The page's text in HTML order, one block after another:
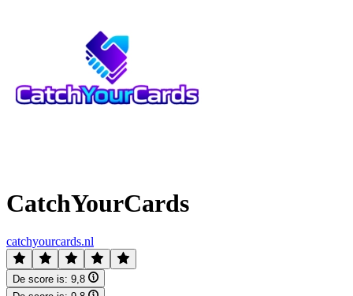
CatchYourCards
catchyourcards.nl
De score is: 9,8